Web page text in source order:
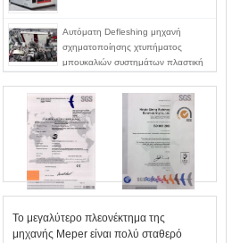
Αυτόματη Defleshing μηχανή
σχηματοποίησης χτυπήματος
μπουκαλιών συστημάτων πλαστική
Το μεγαλύτερο πλεονέκτημα της
μηχανής Meper είναι πολύ σταθερό